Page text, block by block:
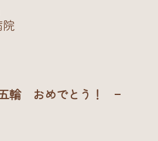
輪 おめでとう！